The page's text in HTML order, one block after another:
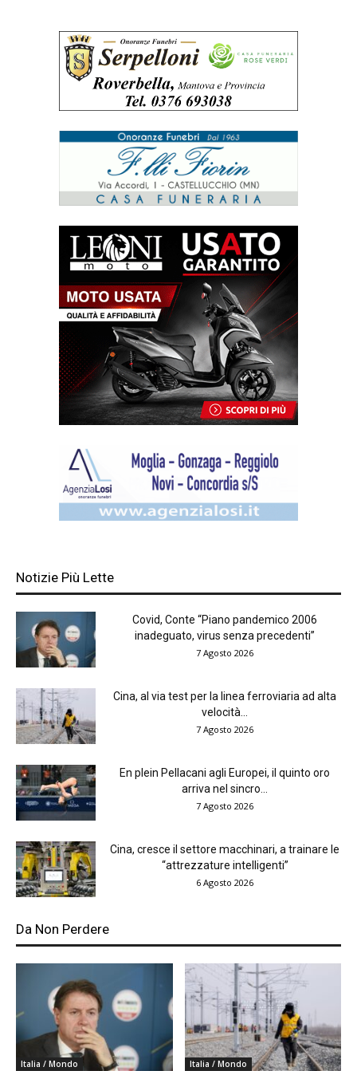
Notizie Più Lette
Covid, Conte “Piano pandemico 2006
inadeguato, virus senza precedenti”
7 Agosto 2026
Cina, al via test per la linea ferroviaria ad alta
velocità...
7 Agosto 2026
En plein Pellacani agli Europei, il quinto oro
arriva nel sincro...
7 Agosto 2026
Cina, cresce il settore macchinari, a trainare le
“attrezzature intelligenti”
6 Agosto 2026
Da Non Perdere
Italia / Mondo Italia / Mondo